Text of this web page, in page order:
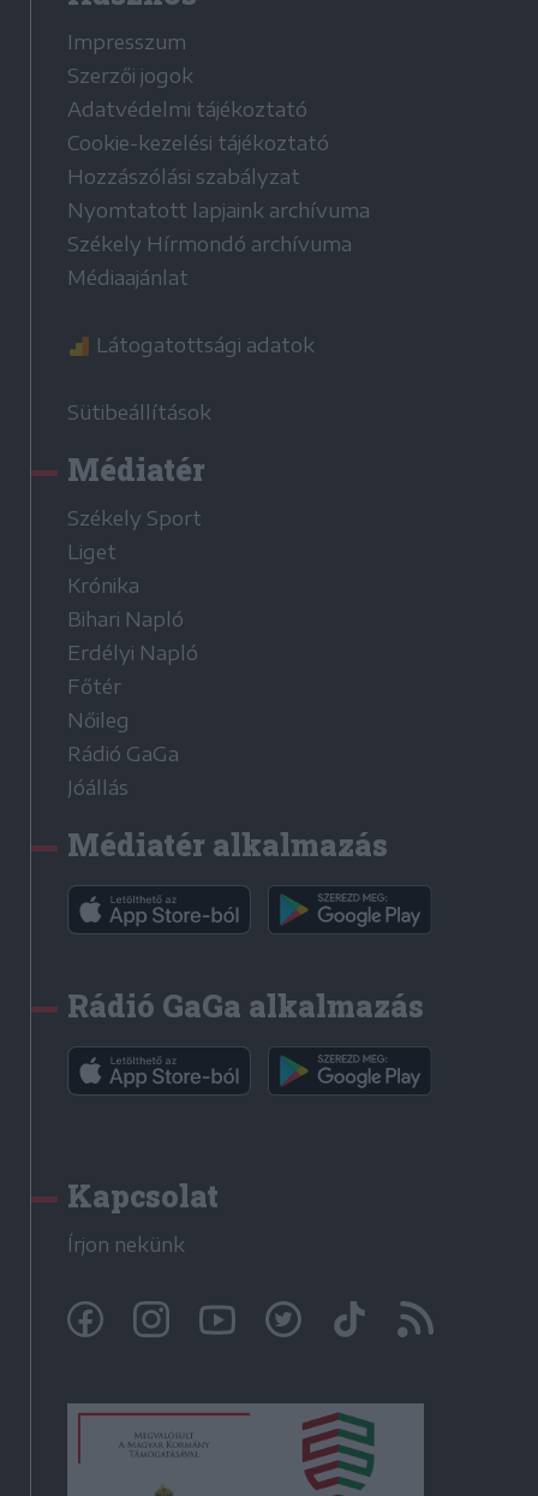
Impresszum
Szerzői jogok
Adatvédelmi tájékoztató
Cookie-kezelési tájékoztató
Hozzászólási szabályzat
Nyomtatott lapjaink archívuma
Székely Hírmondó archívuma
Médiaajánlat
Látogatottsági adatok
Sütibeállítások
Médiatér
Székely Sport
Liget
Krónika
Bihari Napló
Erdélyi Napló
Főtér
Nőileg
Rádió GaGa
Jóállás
Médiatér alkalmazás
Rádió GaGa alkalmazás
Kapcsolat
Írjon nekünk